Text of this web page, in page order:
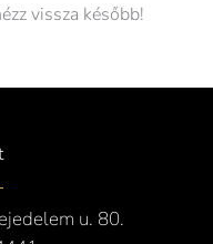
vissza később!
u. 80.